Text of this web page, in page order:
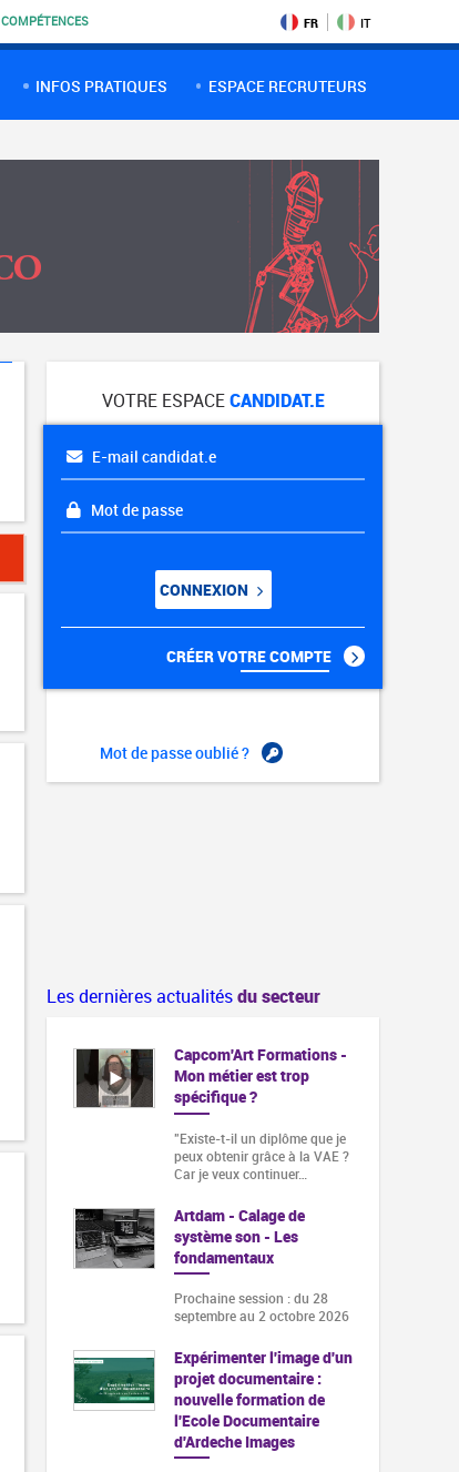
COMPÉTENCES FR IT
INFOS PRATIQUES ESPACE RECRUTEURS
VOTRE ESPACECANDIDAT.E
E-mail candidat.e
Mot de passe
CONNEXION
CRÉER VOTRE COMPTE
Mot de passe oublié ?
Les dernières actualitésdu secteur
Capcom'Art Formations -
Mon métier est trop
spécifique ?
"Existe-t-il un diplôme que je
peux obtenir grâce à la VAE ?
Car je veux continuer…
Artdam - Calage de
système son - Les
fondamentaux
Prochaine session : du 28
septembre au 2 octobre 2026
Expérimenter l'image d'un
projet documentaire :
nouvelle formation de
l'Ecole Documentaire
d'Ardeche Images